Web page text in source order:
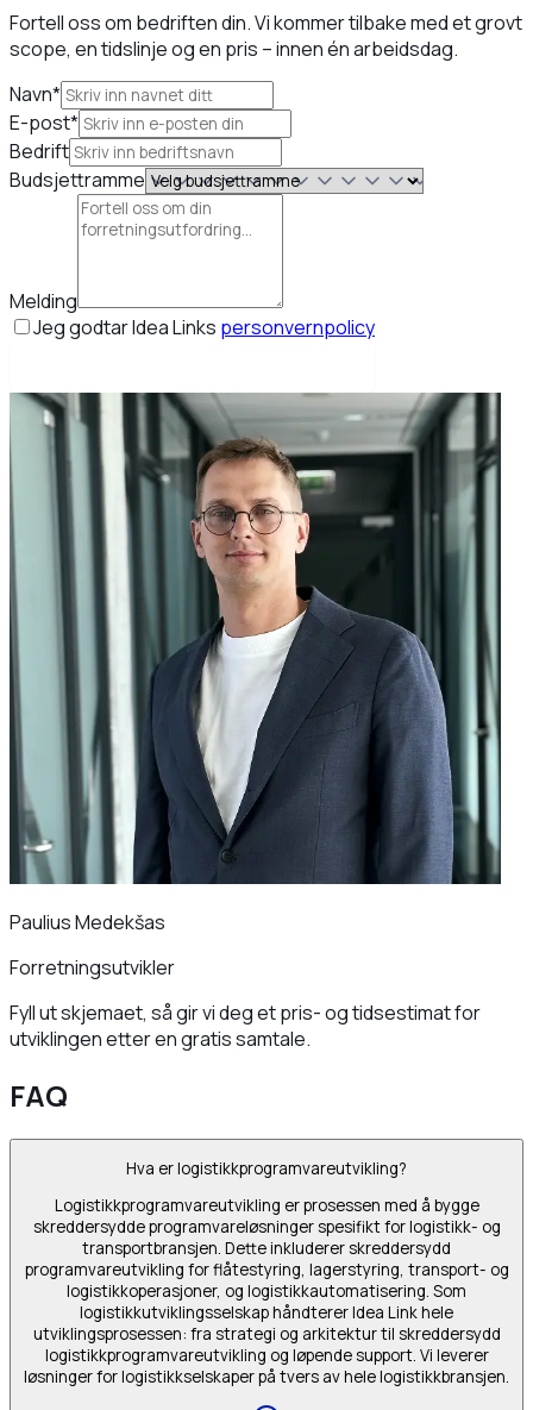
Fortell oss om bedriften din. Vi kommer tilbake med et grovt
scope, en tidslinje og en pris – innen én arbeidsdag.
Navn*
E-post*
Bedrift
Budsjettramme
Melding
Jeg godtar Idea Links personvernpolicy
Paulius Medekšas
Forretningsutvikler
Fyll ut skjemaet, så gir vi deg et pris- og tidsestimat for
utviklingen etter en gratis samtale.
FAQ
Hva er logistikkprogramvareutvikling?
Logistikkprogramvareutvikling er prosessen med å bygge
skreddersydde programvareløsninger spesifikt for logistikk- og
transportbransjen. Dette inkluderer skreddersydd
programvareutvikling for flåtestyring, lagerstyring, transport- og
logistikkoperasjoner, og logistikkautomatisering. Som
logistikkutviklingsselskap håndterer Idea Link hele
utviklingsprosessen: fra strategi og arkitektur til skreddersydd
logistikkprogramvareutvikling og løpende support. Vi leverer
løsninger for logistikkselskaper på tvers av hele logistikkbransjen.